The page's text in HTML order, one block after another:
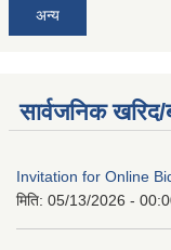
अन्य
सार्वजनिक
Invitation for Online
मिति: 05/13/2026 -